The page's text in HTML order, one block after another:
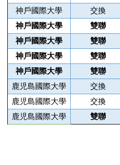
神戶國際大學
交換
神戶國際大學
雙聯
神戶國際大學
雙聯
神戶國際大學
雙聯
神戶國際大學
雙聯
鹿児島國際大學
交換
鹿児島國際大學
交換
鹿児島國際大學
雙聯